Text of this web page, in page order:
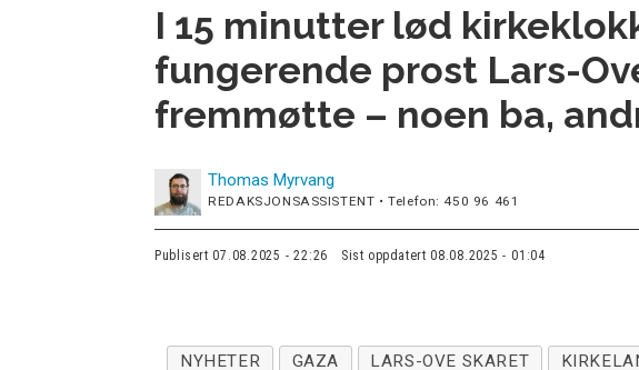
I 15 minutter lød
fungerende prost Lars-
fremmøtte – noen ba,
Thomas Myrvang
REDAKSJONSASSISTENT • Telefon: 450 96 461
Publisert 07.08.2025 - 22:26 Sist oppdatert 08.08.2025 - 01:04
NYHETER GAZA LARS-OVE SKARET